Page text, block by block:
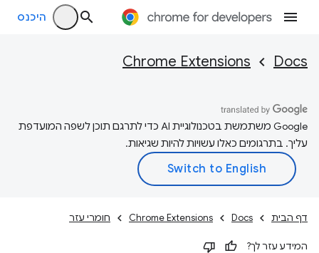
היכנס
Docs
Chrome Extensions
‫Google משתמשת בטכנולוגיית AI כדי לתרגם תוכן לשפה המועדפת
עליך. בתרגומים כאלו עשויות להיות שגיאות.
דף הבית Docs
Chrome Extensions חומרי עזר
המידע עזר לך?